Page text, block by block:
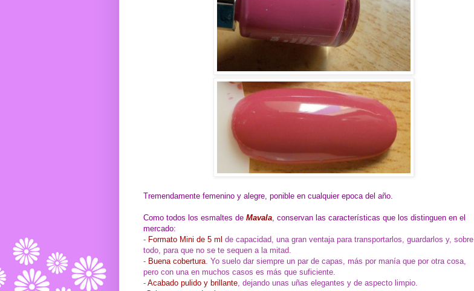
Tremendamente femenino y alegre, ponible en cualquier epoca del año.
Como todos los esmaltes de Mavala, conservan las características que los distinguen en el
mercado:
- Formato Mini de 5 ml de capacidad, una gran ventaja para transportarlos, guardarlos y, sobre
todo, para que no se te sequen a la mitad.
- Buena cobertura. Yo suelo dar siempre un par de capas, más por manía que por otra cosa,
pero con una en muchos casos es más que suficiente.
- Acabado pulido y brillante, dejando unas uñas elegantes y de aspecto limpio.